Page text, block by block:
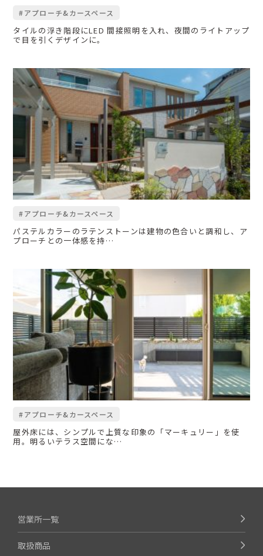
#アプローチ&カースペース
タイルの浮き階段にLED 間接照明を入れ、夜間のライトアップ
で目を引くデザインに。
#アプローチ&カースペース
パステルカラーのラテンストーンは建物の色合いと調和し、ア
プローチとの一体感を持…
#アプローチ&カースペース
屋外床には、シンプルで上質な印象の「マーキュリー」を使
用。明るいテラス空間にな…
営業所一覧
取扱商品